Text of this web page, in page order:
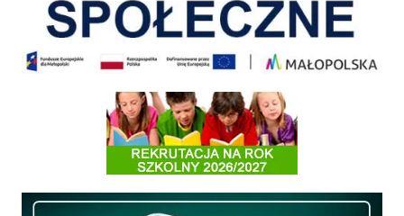
Informacja o terminach rekrutacji na rok szkolny 2026/2027
Międzyzakładowa Kasa Zapomogowo - Pożyczkowa